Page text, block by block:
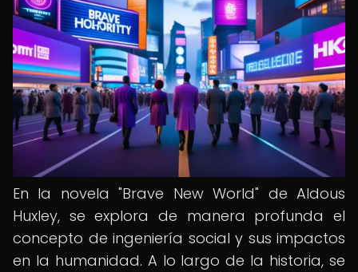
En la novela "Brave New World" de Aldous
Huxley, se explora de manera profunda el
concepto de ingeniería social y sus impactos
en la humanidad. A lo largo de la historia, se